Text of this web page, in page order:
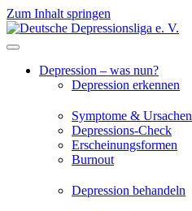
Zum Inhalt springen
Depression – was nun?
Depression erkennen
Symptome & Ursachen
Depressions-Check
Erscheinungsformen
Burnout
Depression behandeln